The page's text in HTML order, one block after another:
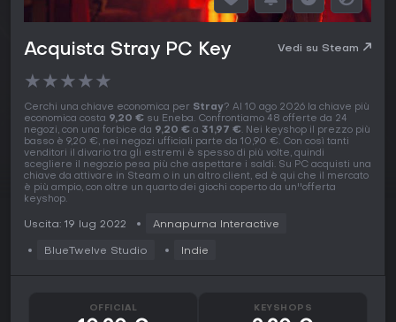
Acquista Stray PC Key Vedi su Steam
★★★★★
Cerchi una chiave economica per Stray? Al 10 ago 2026 la chiave più
economica costa 9,20 € su Eneba. Confrontiamo 48 offerte da 24
negozi, con una forbice da 9,20 € a 31,97 €. Nei keyshop il prezzo più
basso è 9,20 €, nei negozi ufficiali parte da 10,90 €. Con così tanti
venditori il divario tra gli estremi è spesso di più volte, quindi
scegliere il negozio pesa più che aspettare i saldi. Su PC acquisti una
chiave da attivare in Steam o in un altro client, ed è qui che il mercato
è più ampio, con oltre un quarto dei giochi coperto da un''offerta
keyshop.
Uscita: 19 lug 2022 Annapurna Interactive
BlueTwelve Studio Indie
OFFICIAL KEYSHOPS